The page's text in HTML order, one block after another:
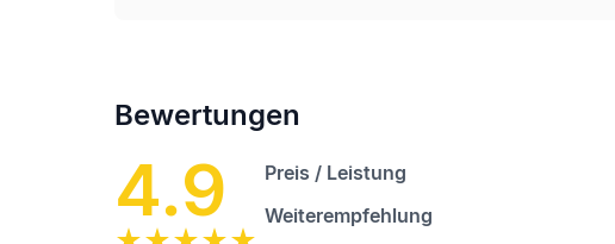
Bewertungen
4.9
Preis / Leistung
Weiterempfehlung